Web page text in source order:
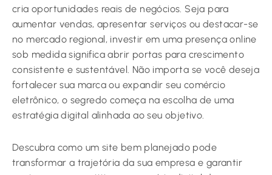
cria oportunidades reais de negócios. Seja para
aumentar vendas, apresentar serviços ou destacar-se
no mercado regional, investir em uma presença online
sob medida significa abrir portas para crescimento
consistente e sustentável. Não importa se você deseja
fortalecer sua marca ou expandir seu comércio
eletrônico, o segredo começa na escolha de uma
estratégia digital alinhada ao seu objetivo.
Descubra como um site bem planejado pode
transformar a trajetória da sua empresa e garantir